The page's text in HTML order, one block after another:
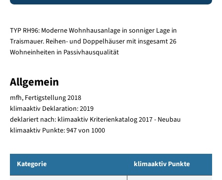
TYP RH96: Moderne Wohnhausanlage in sonniger Lage in
Traismauer. Reihen- und Doppelhäuser mit insgesamt 26
Wohneinheiten in Passivhausqualität
Allgemein
mfh, Fertigstellung 2018
klimaaktiv Deklaration: 2019
deklariert nach: klimaaktiv Kriterienkatalog 2017 - Neubau
klimaaktiv Punkte: 947 von 1000
Kategorie klimaaktiv Punkte